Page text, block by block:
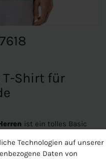
T-Shirt für
ist ein tolles Basic
Technologien auf unserer
Daten von